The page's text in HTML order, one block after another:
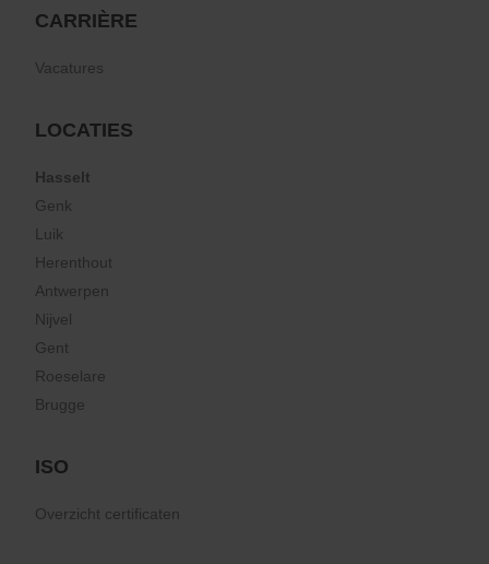
CARRIÈRE
Vacatures
LOCATIES
Hasselt
Genk
Luik
Herenthout
Antwerpen
Nijvel
Gent
Roeselare
Brugge
ISO
Overzicht certificaten